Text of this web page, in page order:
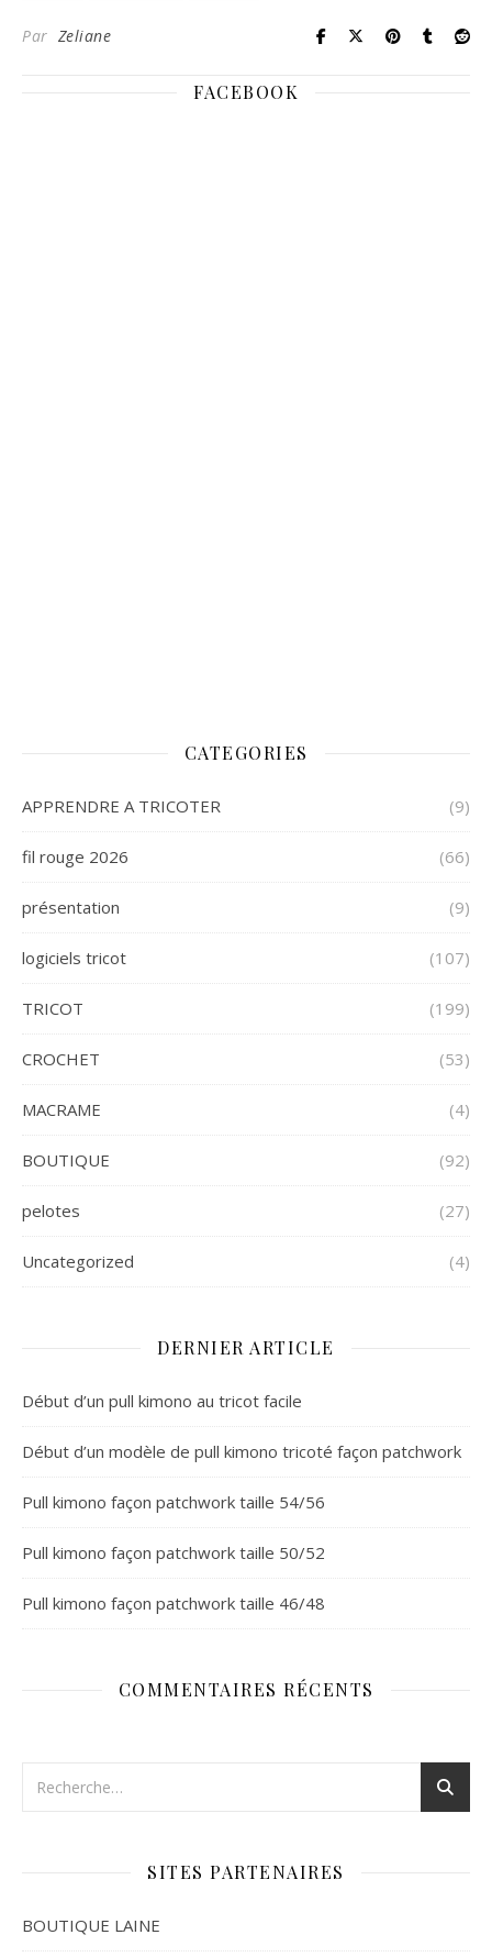
Par Zeliane
FACEBOOK
CATEGORIES
APPRENDRE A TRICOTER (9)
fil rouge 2026 (66)
présentation (9)
logiciels tricot (107)
TRICOT (199)
CROCHET (53)
MACRAME (4)
BOUTIQUE (92)
pelotes (27)
Uncategorized (4)
DERNIER ARTICLE
Début d’un pull kimono au tricot facile
Début d’un modèle de pull kimono tricoté façon patchwork
Pull kimono façon patchwork taille 54/56
Pull kimono façon patchwork taille 50/52
Pull kimono façon patchwork taille 46/48
COMMENTAIRES RÉCENTS
SITES PARTENAIRES
BOUTIQUE LAINE